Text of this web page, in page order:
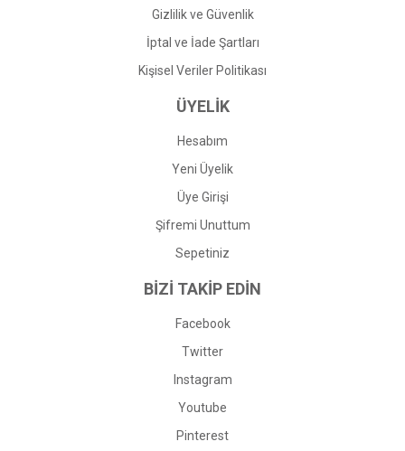
Gizlilik ve Güvenlik
İptal ve İade Şartları
Kişisel Veriler Politikası
ÜYELİK
Hesabım
Yeni Üyelik
Üye Girişi
Şifremi Unuttum
Sepetiniz
BİZİ TAKİP EDİN
Facebook
Twitter
Instagram
Youtube
Pinterest